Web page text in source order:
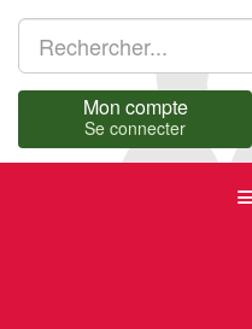
Mon compte
Se connecter